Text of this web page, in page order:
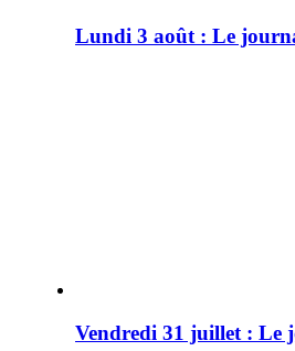
Lundi 3 août : Le
Vendredi 31 juillet : Le